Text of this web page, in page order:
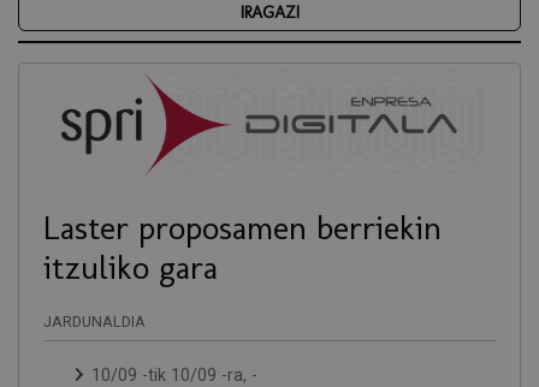
IRAGAZI
Laster proposamen berriekin
itzuliko gara
JARDUNALDIA
10/09 -tik 10/09 -ra, -